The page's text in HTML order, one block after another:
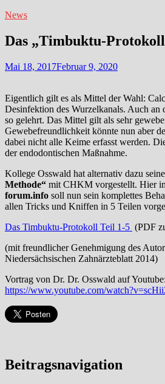
News
Das „Timbuktu-
Mai 18, 2017Februar 9, 2020
Eigentlich gilt es als Mittel der Wahl:
Desinfektion des Wurzelkanals. Auch an
so gelehrt. Das Mittel gilt als sehr
Gewebefreundlichkeit könnte nun aber
dabei nicht alle Keime erfasst werden.
der endodontischen Maßnahme.
Kollege Osswald hat alternativ dazu seine
Methode“ mit CHKM vorgestellt. Hier
forum.info soll nun sein komplettes
allen Tricks und Kniffen in 5 Teilen
Das Timbuktu-Protokoll Teil 1-5 (PDF
(mit freundlicher Genehmigung des
Niedersächsischen Zahnärzteblatt 2014)
Vortrag von Dr. Dr. Osswald auf Youtube:
https://www.youtube.com/
Beitragsnavigation